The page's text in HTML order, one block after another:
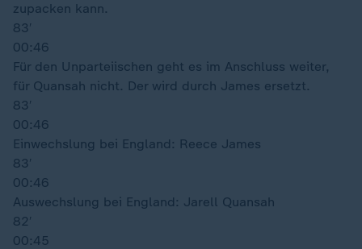
zupacken kann.
83′
00:46
Für den Unparteiischen geht es im Anschluss weiter,
für Quansah nicht. Der wird durch James ersetzt.
83′
00:46
Einwechslung bei England: Reece James
83′
00:46
Auswechslung bei England: Jarell Quansah
82′
00:45